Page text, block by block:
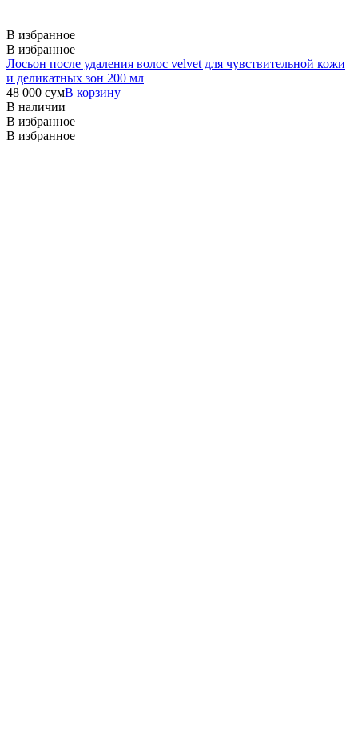
В избранное
В избранное
Лосьон после удаления волос velvet для чувствительной кожи
и деликатных зон 200 мл
48 000 сумВ корзину
В наличии
В избранное
В избранное